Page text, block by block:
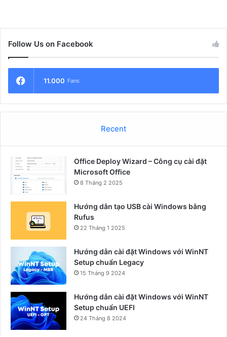
Follow Us on Facebook
11.000 Fans
Recent
Office Deploy Wizard – Công cụ cài đặt
Microsoft Office
8 Tháng 2 2025
Hướng dẫn tạo USB cài Windows bằng
Rufus
22 Tháng 1 2025
Hướng dẫn cài đặt Windows với WinNT
Setup chuẩn Legacy
15 Tháng 9 2024
Hướng dẫn cài đặt Windows với WinNT
Setup chuẩn UEFI
24 Tháng 8 2024